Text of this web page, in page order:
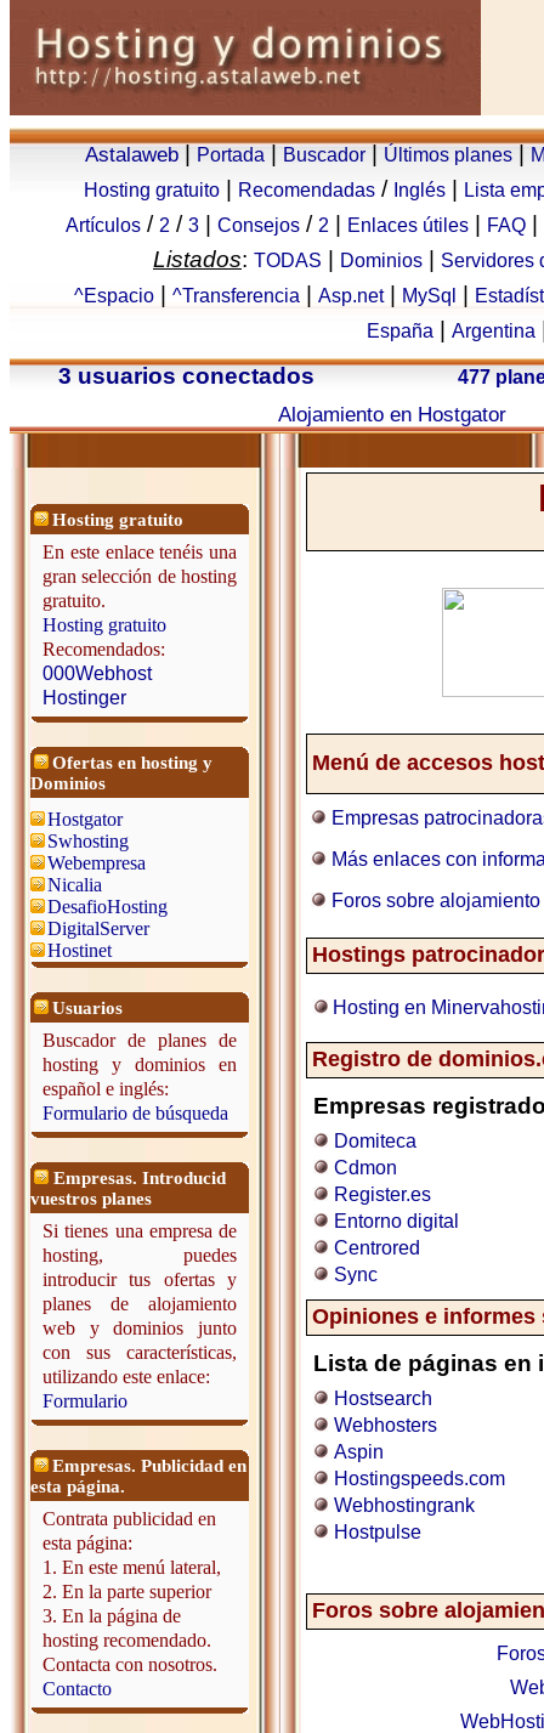
Astalaweb Portada Buscador Últimos planes
Hosting gratuito
Recomendadas / Inglés
Lista
Artículos / 2 / 3 Consejos / 2 Enlaces útiles FAQ
Listados: TODAS Dominios
Servidores
^Espacio
^Transferencia Asp.net| MySql
España
Argentina
3 usuarios conectados
477
Alojamiento en Hostgator
Hosting gratuito
En este enlace tenéis una
gran selección de hosting
gratuito.
Hosting gratuito
Recomendados:
000Webhost
Hostinger
Ofertas en hosting y
Dominios
Hostgator
Swhosting
Webempresa
Nicalia
DesafioHosting
DigitalServer
Hostinet
Usuarios
Buscador de planes de
hosting y dominios en
español e inglés:
Formulario de búsqueda
Empresas. Introducid
vuestros planes
Si tienes una empresa de
hosting, puedes
introducir tus ofertas y
planes de alojamiento
web y dominios junto
con sus características,
utilizando este enlace:
Formulario
Empresas. Publicidad en
esta página.
Contrata publicidad en
esta página:
1. En este menú lateral,
2. En la parte superior
3. En la página de
hosting recomendado.
Contacta con nosotros.
Contacto
Menú de accesos
Empresas
Más enlaces con
Foros sobre
Hostings
Hosting en
Registro de
Empresas
Domiteca
Cdmon
Register.es
Entorno digital
Centrored
Sync
Opiniones e
Lista de páginas en
Hostsearch
Webhosters
Aspin
Hostingspeeds.com
Webhostingrank
Hostpulse
Foros sobre